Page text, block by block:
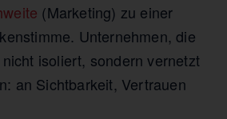
(Marketing) zu einer
Unternehmen, die
isoliert, sondern vernetzt
an Sichtbarkeit, Vertrauen